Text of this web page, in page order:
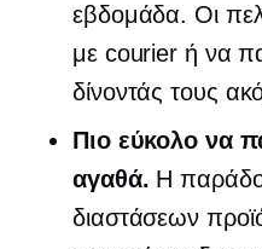
εβδομάδα. Οι
με courier ή να
δίνοντάς τους
Πιο εύκολο να
αγαθά. Η
διαστάσεων